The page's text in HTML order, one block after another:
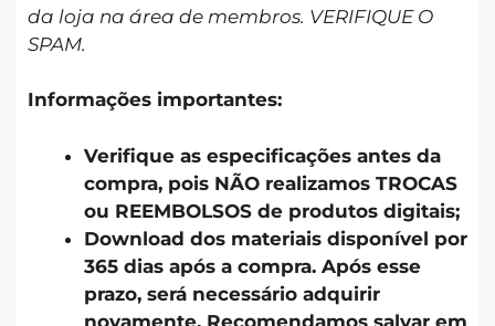
da loja na área de membros. VERIFIQUE O
SPAM.
Informações importantes:
Verifique as especificações antes da
compra, pois NÃO realizamos TROCAS
ou REEMBOLSOS de produtos digitais;
Download dos materiais disponível por
365 dias após a compra. Após esse
prazo, será necessário adquirir
novamente. Recomendamos salvar em